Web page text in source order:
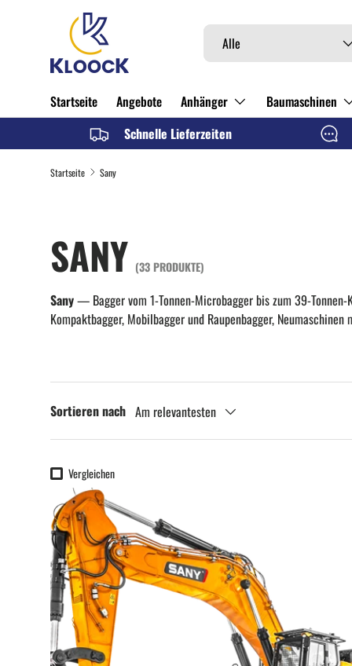
DIREKT ZUM INHALT Suchen
Art
Alle
Startseite Angebote Anhänger Baumaschinen
Schnelle Lieferzeiten
Startseite Sany
SANY (33 PRODUKTE)
Sany— Bagger vom 1-Tonnen-Microbagger bis zum 39-Tonnen-
Kompaktbagger, Mobilbagger und Raupenbagger,
Sortieren nach Am relevantesten
Vergleichen